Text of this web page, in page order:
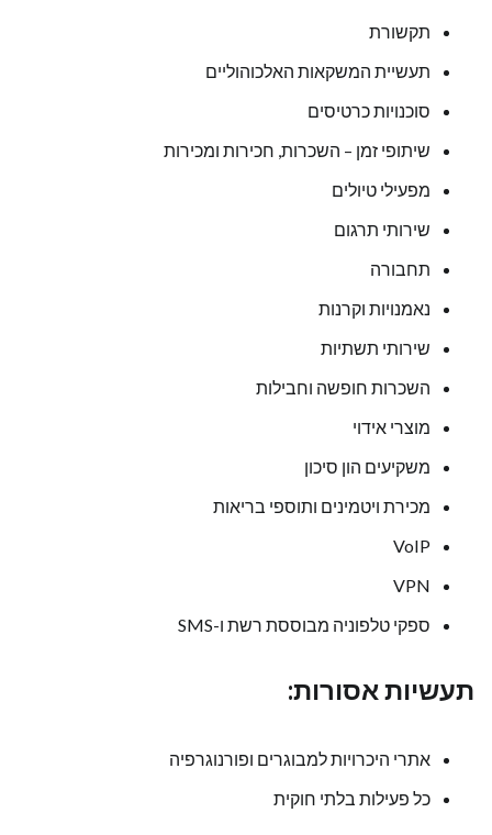
תקשורת
תעשיית המשקאות האלכוהוליים
סוכנויות כרטיסים
שיתופי זמן – השכרות, חכירות ומכירות
מפעילי טיולים
שירותי תרגום
תחבורה
נאמנויות וקרנות
שירותי תשתיות
השכרות חופשה וחבילות
מוצרי אידוי
משקיעים הון סיכון
מכירת ויטמינים ותוספי בריאות
VoIP
VPN
ספקי טלפוניה מבוססת רשת ו-SMS
תעשיות אסורות:
אתרי היכרויות למבוגרים ופורנוגרפיה
כל פעילות בלתי חוקית